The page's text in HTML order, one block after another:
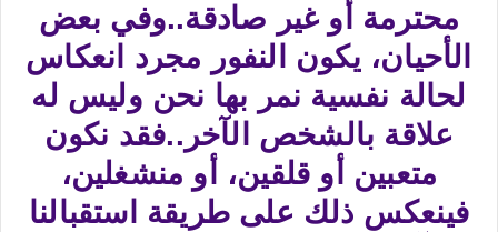
محترمة أو غير صادقة..وفي بعض
الأحيان، يكون النفور مجرد انعكاس
لحالة نفسية نمر بها نحن وليس له
علاقة بالشخص الآخر..فقد نكون
متعبين أو قلقين، أو منشغلين،
فينعكس ذلك على طريقة استقبالنا